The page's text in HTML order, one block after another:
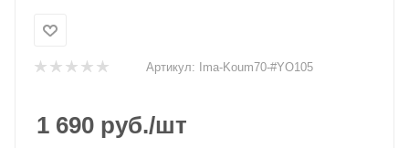
Артикул: Ima-Koum70-#YO105
1 690 руб./шт